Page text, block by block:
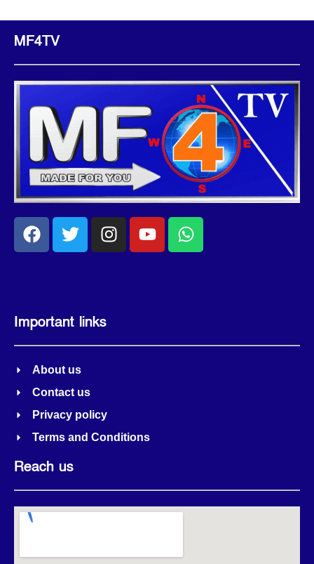
MF4TV
Important links
About us
Contact us
Privacy policy
Terms and Conditions
Reach us